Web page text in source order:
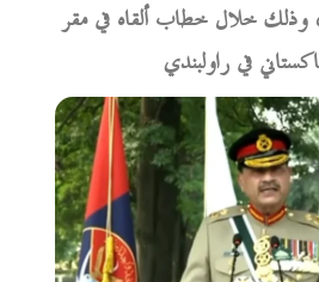
في مايو 2025، وذلك خلال خطاب ألقاه في مقر
في راولبندي